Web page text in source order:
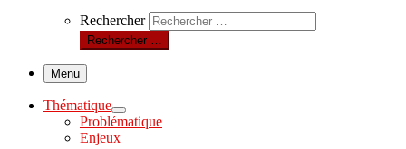
Rechercher
Rechercher …
Menu
Thématique
Problématique
Enjeux